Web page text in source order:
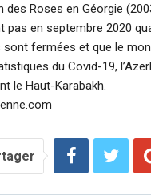
des Roses en Géorgie
pas en septembre 2020
fermées et que le
du Covid-19,
le Haut-Karabakh.